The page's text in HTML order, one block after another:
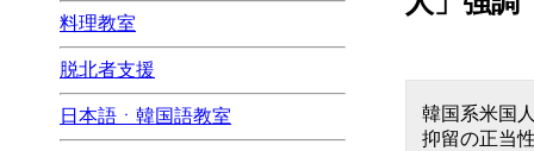
料理教室
脱北者支援
日本語ㆍ韓国語教室
韓国系米国
抑留の正当